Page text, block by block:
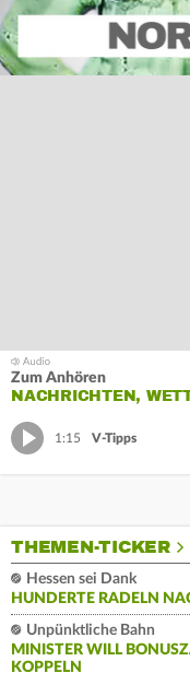
Zum Anhören
NACHRICHTEN,
1:15 V-Tipps
THEMEN-TICKER
Hessen sei Dank
HUNDERTE RADELN
Unpünktliche Bahn
MINISTER WILL
KOPPELN